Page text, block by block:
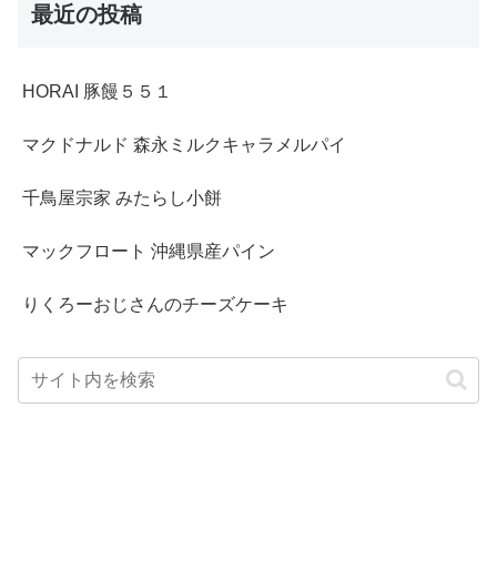
最近の投稿
HORAI 豚饅５５１
マクドナルド 森永ミルクキャラメルパイ
千鳥屋宗家 みたらし小餅
マックフロート 沖縄県産パイン
りくろーおじさんのチーズケーキ